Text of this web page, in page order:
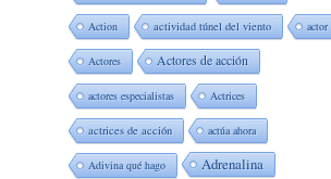
Action actividad túnel del viento actor
Actores Actores de acción
actores especialistas Actrices
actrices de acción actúa ahora
Adivina qué hago Adrenalina